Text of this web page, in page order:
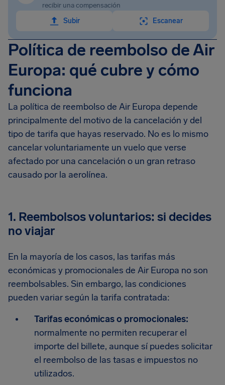
recibir una compensación
Subir
Escanear
Política de reembolso de Air
Europa: qué cubre y cómo
funciona
La política de reembolso de Air Europa depende
principalmente del motivo de la cancelación y del
tipo de tarifa que hayas reservado. No es lo mismo
cancelar voluntariamente un vuelo que verse
afectado por una cancelación o un gran retraso
causado por la aerolínea.
1. Reembolsos voluntarios: si decides
no viajar
En la mayoría de los casos, las tarifas más
económicas y promocionales de Air Europa no son
reembolsables. Sin embargo, las condiciones
pueden variar según la tarifa contratada:
Tarifas económicas o promocionales:
normalmente no permiten recuperar el
importe del billete, aunque sí puedes solicitar
el reembolso de las tasas e impuestos no
utilizados.